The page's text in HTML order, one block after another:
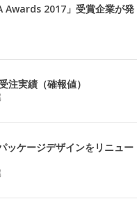
Awards 2017」受賞企業が発
注実績（確報値）
ッケージデザインをリニュー